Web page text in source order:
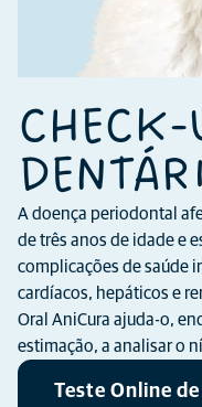
CHECK-
A doença periodontal
de três anos de idade e
complicações de saúde
cardíacos, hepáticos e
Oral AniCura ajuda-o,
estimação, a analisar o
Teste Online de